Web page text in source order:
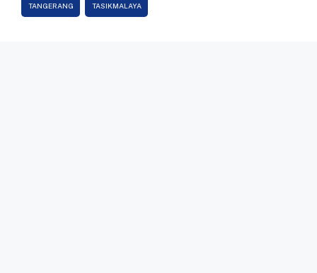
TANGERANG TASIKMALAYA